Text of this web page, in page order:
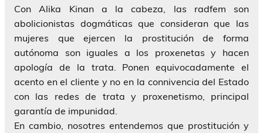
Con Alika Kinan a la cabeza, las radfem son
abolicionistas dogmáticas que consideran que las
mujeres que ejercen la prostitución de forma
autónoma son iguales a los proxenetas y hacen
apología de la trata. Ponen equivocadamente el
acento en el cliente y no en la connivencia del Estado
con las redes de trata y proxenetismo, principal
garantía de impunidad.
En cambio, nosotres entendemos que prostitución y